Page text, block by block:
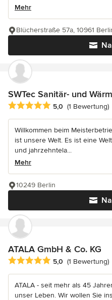
Mehr
Blücherstraße 57a, 10961
SWTec Sanitär- und
Durchschnittliche Bewertung:
5,0 (1 Bewertung)
Willkommen beim
ist unsere Welt. Es ist eine
und jahrzehntela...
Mehr
10249 Berlin
ATALA GmbH & Co. KG
Durchschnittliche Bewertung:
5,0 (1 Bewertung)
ATALA - seit mehr als 45
unser Leben. Wir wollen Sie